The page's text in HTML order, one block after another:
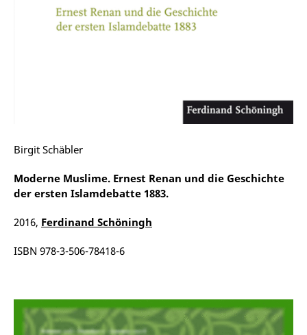
Birgit Schäbler
Moderne Muslime. Ernest Renan und die Geschichte
der ersten Islamdebatte 1883.
2016, Ferdinand Schöningh
ISBN 978-3-506-78418-6